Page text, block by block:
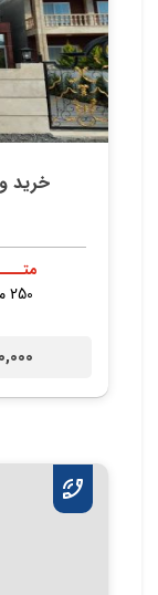
خرید
250 متر